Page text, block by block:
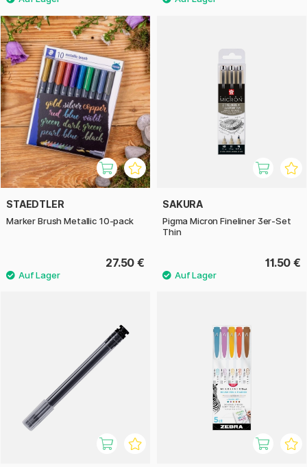
STAEDTLER
Marker Brush Metallic 10-pack
27.50 €
SAKURA
Pigma Micron Fineliner 3er-Set
Thin
11.50 €